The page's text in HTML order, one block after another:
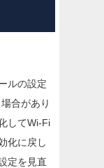
ルの設定
合があり
してWi-Fi
化に戻し
定を見直